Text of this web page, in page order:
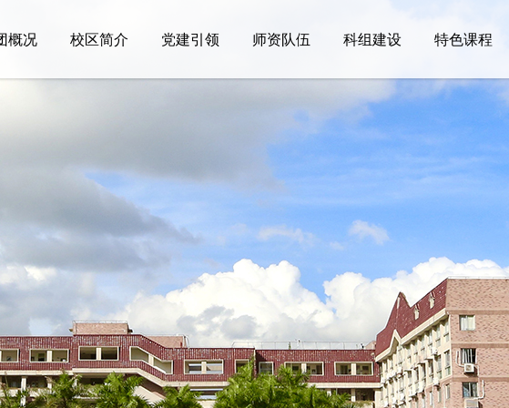
概况 校区简介 党建引领 师资队伍 科组建设 特色课程